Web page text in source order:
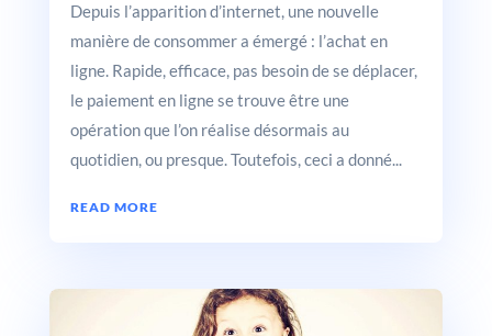
Depuis l’apparition d’internet, une nouvelle
manière de consommer a émergé : l’achat en
ligne. Rapide, efficace, pas besoin de se déplacer,
le paiement en ligne se trouve être une
opération que l’on réalise désormais au
quotidien, ou presque. Toutefois, ceci a donné...
READ MORE